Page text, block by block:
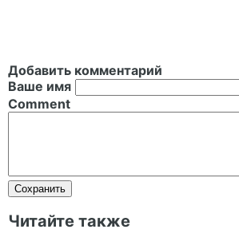
Добавить комментарий
Ваше имя
Comment
Читайте также